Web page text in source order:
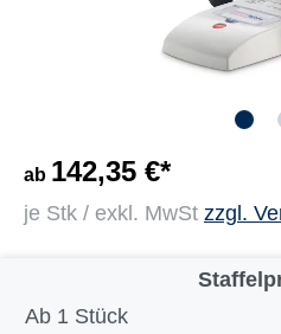
ab 142,35 €*
je Stk / exkl. MwSt zzgl.
Ab 1 Stück